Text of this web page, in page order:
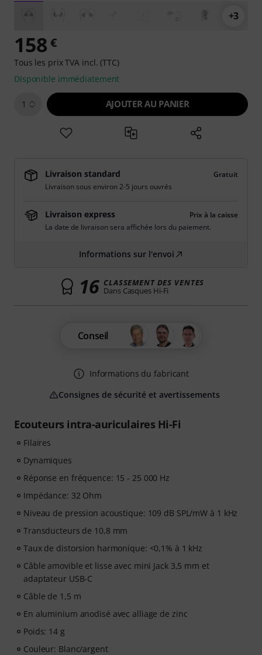
+3
Ecouteurs intra-auriculaires Hi-Fi
Filaires
Dynamiques
Réponse en fréquence: 15 - 25 000 Hz
Impédance: 32 Ohm
Niveau de pression acoustique: 109 dB SPL/mW à 1 kHz
Transducteurs de 10,8 mm
Taux de distorsion harmonique: <0,1% à 1 kHz
Câble amovible et lisse avec mini Jack 3,5 mm et
adaptateur USB-C
Câble de 1,5 m
En aluminium anodisé avec alliage de zinc
Poids: 14 g
Couleur: Blanc/argent
158 €
Tous les prix TVA incl. (TTC)
Disponible immédiatement
1 AJOUTER AU PANIER
Livraison standard
Gratuit
Livraison sous environ 2-5 jours ouvrés
Livraison express
Prix à la caisse
La date de livraison sera affichée lors du paiement.
Informations sur l'envoi
16 CLASSEMENT DES VENTES
Dans Casques Hi-Fi
Conseil
Informations du fabricant
Consignes de sécurité et avertissements